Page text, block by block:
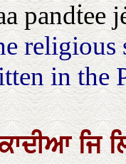
in the
ਜਿ